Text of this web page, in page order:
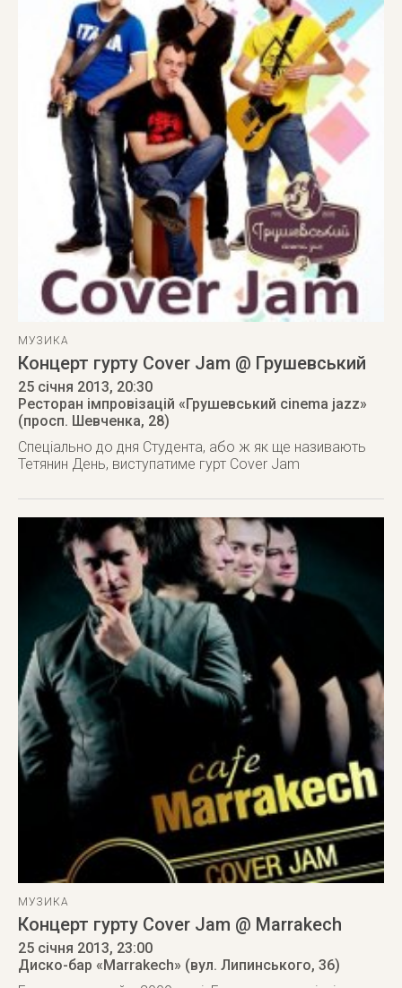
МУЗИКА
Концерт гурту Cover Jam @ Грушевський
25 січня 2013, 20:30
Ресторан імпровізацій «Грушевський cinema jazz»
(просп. Шевченка, 28)
Спеціально до дня Студента, або ж як ще називають
Тетянин День, виступатиме гурт Cover Jam
МУЗИКА
Концерт гурту Cover Jam @ Marrakech
25 січня 2013, 23:00
Диско-бар «Marrakech» (вул. Липинського, 36)